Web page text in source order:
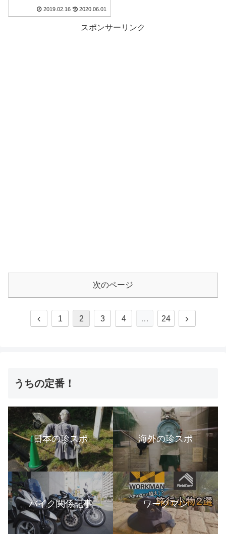
2019.02.16 2020.06.01
スポンサーリンク
次のページ
1 2 3 4 … 24
うちの定番！
日本の珍スポ 海外の珍スポ
バイク関係記事 ワークマン